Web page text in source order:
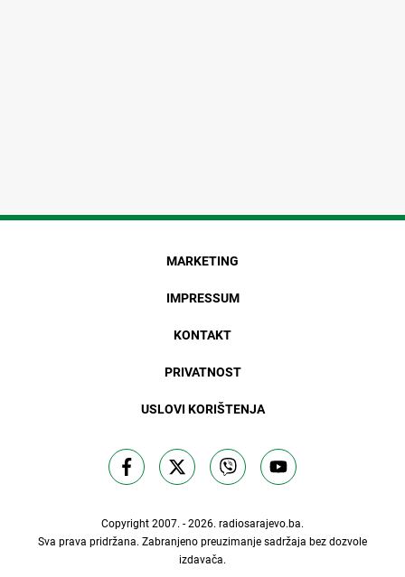
MARKETING
IMPRESSUM
KONTAKT
PRIVATNOST
USLOVI KORIŠTENJA
Copyright 2007. - 2026. radiosarajevo.ba.
Sva prava pridržana. Zabranjeno preuzimanje sadržaja bez dozvole
izdavača.